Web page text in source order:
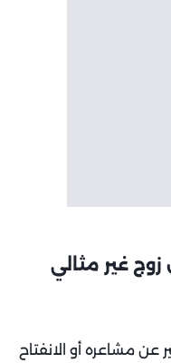
غير مثالي
عن مشاعره أو الانفتاح